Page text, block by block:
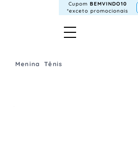
Cupom BEMVINDO10
*exceto promocionais
Menina Tênis